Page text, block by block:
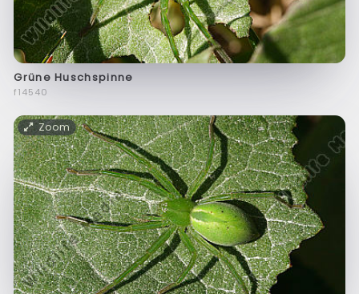
Grüne Huschspinne
f14540
Zoom